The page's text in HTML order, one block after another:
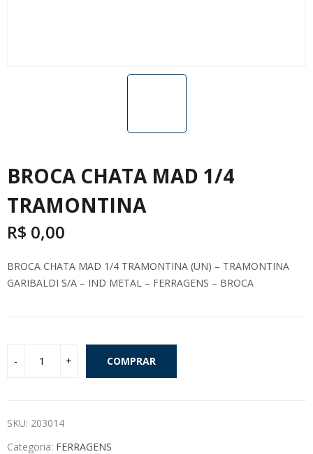
BROCA CHATA MAD 1/4
TRAMONTINA
R$ 0,00
BROCA CHATA MAD 1/4 TRAMONTINA (UN) – TRAMONTINA
GARIBALDI S/A – IND METAL – FERRAGENS – BROCA
COMPRAR
SKU: 203014
Categoria: FERRAGENS